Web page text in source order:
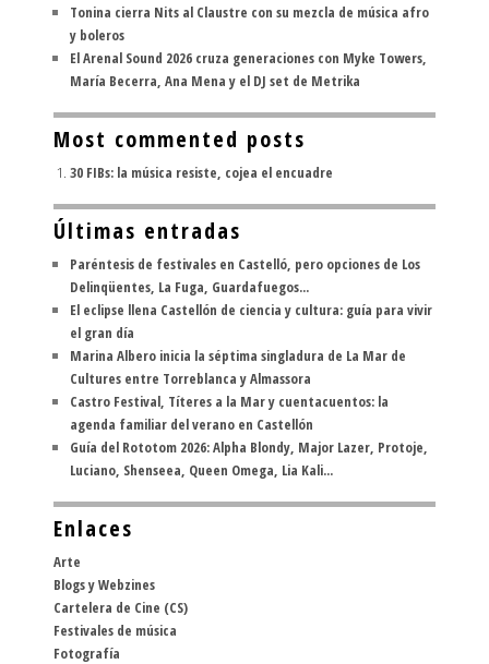
Tonina cierra Nits al Claustre con su mezcla de música afro
y boleros
El Arenal Sound 2026 cruza generaciones con Myke Towers,
María Becerra, Ana Mena y el DJ set de Metrika
Most commented posts
30 FIBs: la música resiste, cojea el encuadre
Últimas entradas
Paréntesis de festivales en Castelló, pero opciones de Los
Delinqüentes, La Fuga, Guardafuegos...
El eclipse llena Castellón de ciencia y cultura: guía para vivir
el gran día
Marina Albero inicia la séptima singladura de La Mar de
Cultures entre Torreblanca y Almassora
Castro Festival, Títeres a la Mar y cuentacuentos: la
agenda familiar del verano en Castellón
Guía del Rototom 2026: Alpha Blondy, Major Lazer, Protoje,
Luciano, Shenseea, Queen Omega, Lia Kali...
Enlaces
Arte
Blogs y Webzines
Cartelera de Cine (CS)
Festivales de música
Fotografía